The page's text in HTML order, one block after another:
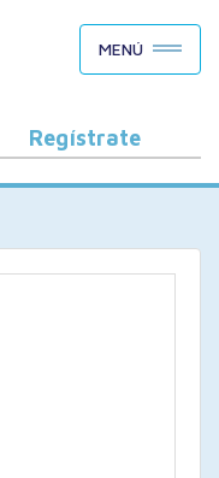
MENÚ
Regístrate